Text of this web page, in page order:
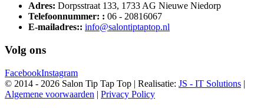
Adres: Dorpsstraat 133, 1733 AG Nieuwe Niedorp
Telefoonnummer: : 06 - 20816067
E-mailadres:: info@salontiptaptop.nl
Volg ons
FacebookInstagram
© 2014 - 2026 Salon Tip Tap Top | Realisatie: JS - IT Solutions |
Algemene voorwaarden | Privacy Policy